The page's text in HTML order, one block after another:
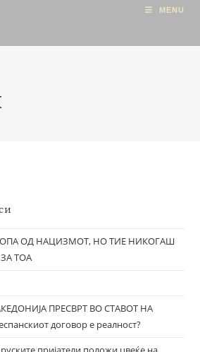
MENU
ОД НАЦИЗМОТ, НО ТИЕ НИКОГАШ
ТОА
ПРЕСВРТ ВО СТАВОТ НА
договор е реалност?